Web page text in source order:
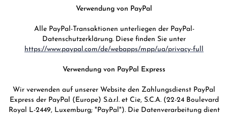
Verwendung von PayPal
Alle PayPal-Transaktionen unterliegen der PayPal-
Datenschutzerklärung. Diese finden Sie unter
https://www.paypal.com/de/webapps/mpp/ua/privacy-full
Verwendung von PayPal Express
Wir verwenden auf unserer Website den Zahlungsdienst PayPal
Express der PayPal (Europe) S.à.r.l. et Cie, S.C.A. (22-24 Boulevard
Royal L-2449, Luxemburg; "PayPal"). Die Datenverarbeitung dient